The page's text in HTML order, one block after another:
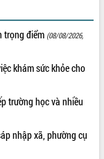
trọng điểm (08/08/2026,
khám sức khỏe cho
trường học và nhiều
nhập xã, phường cụ